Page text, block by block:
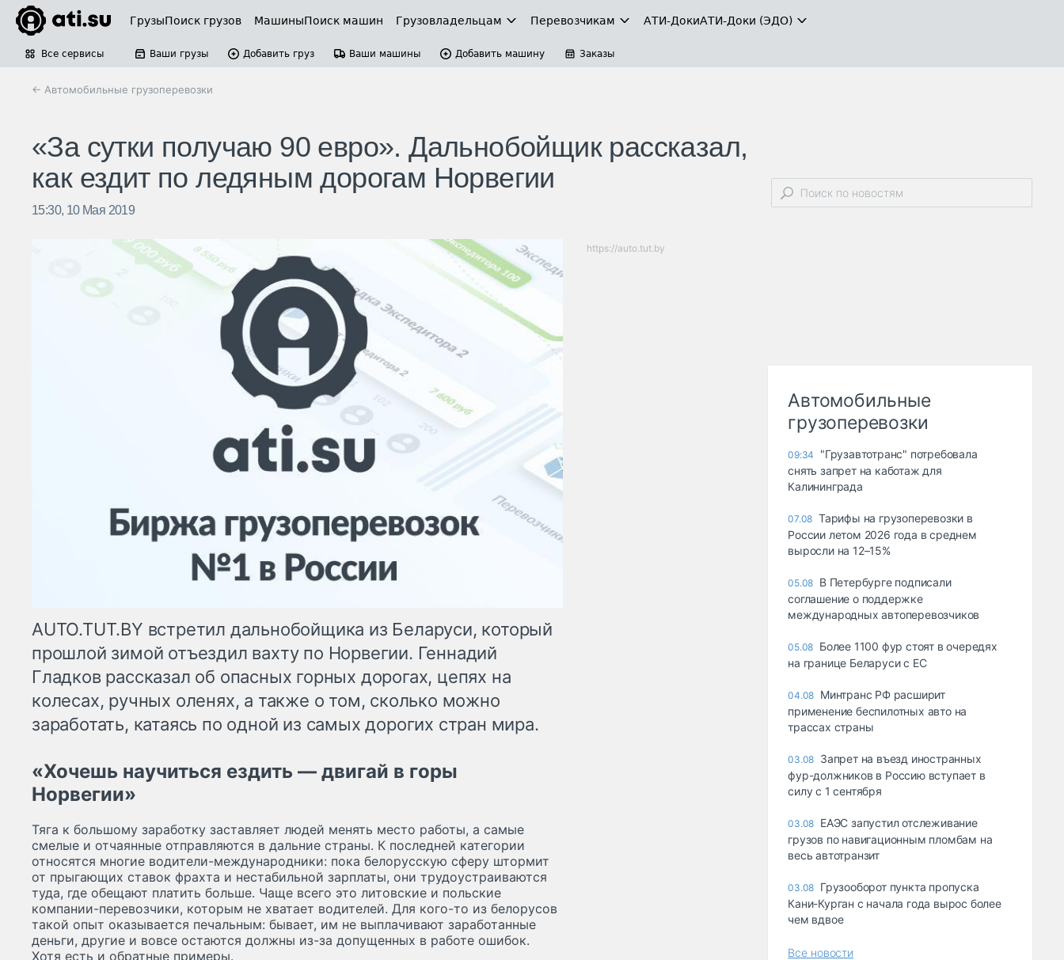
ГрузыПоиск грузов МашиныПоиск машин Грузовладельцам Перевозчикам АТИ-ДокиАТИ-Доки (ЭДО)
Все сервисы Ваши грузы Добавить груз Ваши машины Добавить машину Заказы
← Автомобильные грузоперевозки
«За сутки получаю 90 евро». Дальнобойщик рассказал,
как ездит по ледяным дорогам Норвегии
15:30, 10 Мая 2019
https://auto.tut.by
AUTO.TUT.BY встретил дальнобойщика из Беларуси, который
прошлой зимой отъездил вахту по Норвегии. Геннадий
Гладков рассказал об опасных горных дорогах, цепях на
колесах, ручных оленях, а также о том, сколько можно
заработать, катаясь по одной из самых дорогих стран мира.
«Хочешь научиться ездить — двигай в горы
Норвегии»
Тяга к большому заработку заставляет людей менять место работы, а самые
смелые и отчаянные отправляются в дальние страны. К последней категории
относятся многие водители-международники: пока белорусскую сферу штормит
от прыгающих ставок фрахта и нестабильной зарплаты, они трудоустраиваются
туда, где обещают платить больше. Чаще всего это литовские и польские
компании-перевозчики, которым не хватает водителей. Для кого-то из белорусов
такой опыт оказывается печальным: бывает, им не выплачивают заработанные
деньги, другие и вовсе остаются должны из-за допущенных в работе ошибок.
Хотя есть и обратные примеры.
Автомобильные
грузоперевозки
09:34
"Грузавтотранс" потребовала
снять запрет на каботаж для
Калининграда
07.08 Тарифы на грузоперевозки в
России летом 2026 года в среднем
выросли на 12–15%
05.08 В Петербурге подписали
соглашение о поддержке
международных автоперевозчиков
05.08 Более 1100 фур стоят в очередях
на границе Беларуси с ЕС
04.08 Минтранс РФ расширит
применение беспилотных авто на
трассах страны
03.08 Запрет на въезд иностранных
фур-должников в Россию вступает в
силу с 1 сентября
03.08 ЕАЭС запустил отслеживание
грузов по навигационным пломбам на
весь автотранзит
03.08 Грузооборот пункта пропуска
Кани-Курган с начала года вырос более
чем вдвое
Все новости